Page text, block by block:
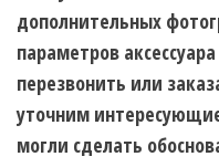
дополнительных
параметров
перезвонить или
уточним
могли сделать